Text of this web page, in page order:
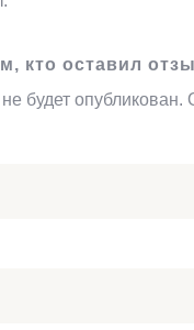
кто оставил
будет опубликован.